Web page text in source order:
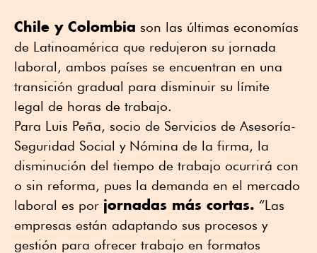
Chile y Colombia son las últimas economías
de Latinoamérica que redujeron su jornada
laboral, ambos países se encuentran en una
transición gradual para disminuir su límite
legal de horas de trabajo.
Para Luis Peña, socio de Servicios de Asesoría-
Seguridad Social y Nómina de la firma, la
disminución del tiempo de trabajo ocurrirá con
o sin reforma, pues la demanda en el mercado
laboral es por jornadas más cortas. “Las
empresas están adaptando sus procesos y
gestión para ofrecer trabajo en formatos